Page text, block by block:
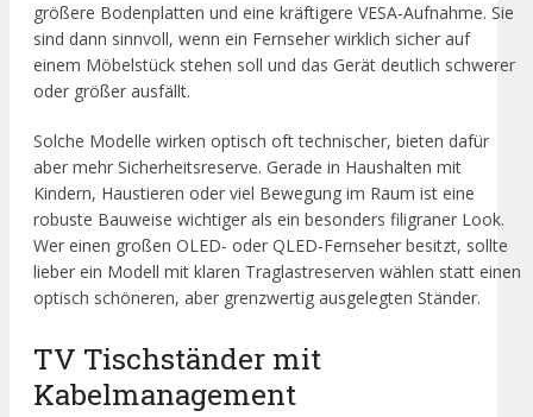
größere Bodenplatten und eine kräftigere VESA-Aufnahme. Sie
sind dann sinnvoll, wenn ein Fernseher wirklich sicher auf
einem Möbelstück stehen soll und das Gerät deutlich schwerer
oder größer ausfällt.
Solche Modelle wirken optisch oft technischer, bieten dafür
aber mehr Sicherheitsreserve. Gerade in Haushalten mit
Kindern, Haustieren oder viel Bewegung im Raum ist eine
robuste Bauweise wichtiger als ein besonders filigraner Look.
Wer einen großen OLED- oder QLED-Fernseher besitzt, sollte
lieber ein Modell mit klaren Traglastreserven wählen statt einen
optisch schöneren, aber grenzwertig ausgelegten Ständer.
TV Tischständer mit
Kabelmanagement